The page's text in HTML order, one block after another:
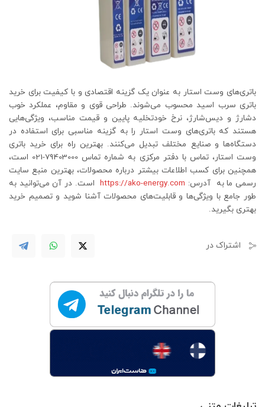
باتری‌های وست استار به عنوان یک گزینه اقتصادی و با کیفیت برای خرید
باتری سرب اسید محسوب می‌شوند. طراحی قوی و مقاوم، عملکرد خوب
دشارژ و دیس‌شارژ، نرخ خود‌تخلیه پایین و قیمت مناسب، ویژگی‌هایی
هستند که باتری‌های وست استار را به گزینه مناسبی برای استفاده در
دستگاه‌ها و صنایع مختلف تبدیل می‌کنند. بهترین راه برای خرید باتری
وست استار، تماس با دفتر مرکزی به شماره تماس 79403000-021 است،
همچنین برای کسب اطلاعات بیشتر درباره محصولات، بهترین منبع سایت
رسمی ما به آدرس:
است. در آن می‌توانید به
طور جامع با ویژگی‌ها و قابلیت‌های محصولات آشنا شوید و تصمیم خرید
بهتری بگیرید.
اشتراک در